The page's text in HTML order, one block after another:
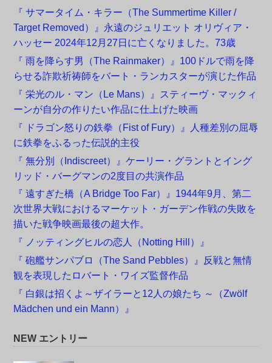
『 サマータイム・キラー（The Summertime Killer /
Target Removed）』永遠のジュリエット オリヴィア・
ハッセー 2024年12月27日に亡くなりました。73歳
『 雨を降らす男（The Rainmaker）』100ドルで雨を降
らせる詐欺祈祷師をバート・ランカスターが演じた作品
『 栄光のル・マン（Le Mans）』スティーヴ・マックィ
ーンが自分の作りたい作品に仕上げた映画
『 ドラゴン怒りの鉄拳（Fist of Fury）』人種差別の屈辱
に鉄拳をふるった伝説的主役
『 無分別（Indiscreet）』ケーリー・グラントとイング
リッド・バーグマンの2度目の共演作品
『 遠すぎた橋（A Bridge Too Far）』1944年9月、第二
次世界大戦におけるマーケット・ガーデン作戦の失敗を
描いた戦争映画最後の超大作。
『 ノッティングヒルの恋人（Notting Hill）』
『 砲艦サンパブロ（The Sand Pebbles）』反戦と無情
観を表現したロバート・ワイズ監督作品
『 白銀は招くよ～ザイラーと12人の娘たち ～（Zwölf
Mädchen und ein Mann）』
NEW エントリー